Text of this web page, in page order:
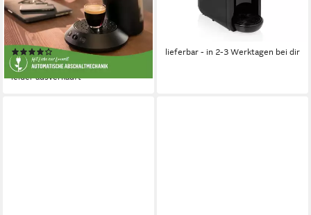
0,7 l Wassertank
1 bar Pumpendruck
Abschaltautomatik Zeitfunktionen
(28)
69,99 €
leider ausverkauft
ab 79,94 € UVP 89,99 €
lieferbar - in 2-3 Werktagen bei dir